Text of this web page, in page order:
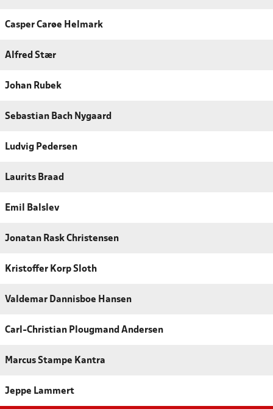
Casper Carøe Helmark
Alfred Stær
Johan Rubek
Sebastian Bach Nygaard
Ludvig Pedersen
Laurits Braad
Emil Balslev
Jonatan Rask Christensen
Kristoffer Korp Sloth
Valdemar Dannisboe Hansen
Carl-Christian Plougmand Andersen
Marcus Stampe Kantra
Jeppe Lammert